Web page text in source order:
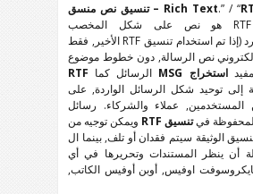
.” / “
RTF – تنسيق نص منسق
” RTF هو نص على شكل المخصب
لمايكروسوفت وورد (إذا تم استخدام تنسيق RTF الأخير, فقط
نص الرسالة, دون خطوط موضوع
استخراج MSG الرسائل كما RTF
إلى توحيد شكل الرسائل الواردة, على
المستخدمين, عملاء والشركاء. رسائل
المحفوظة فيتنسيق RTF
ويمكن توجيه من
الوثيقة سيتم فقدان أو تلف, بينما ال
أن ينظر المستندات وتحريرها في أي
اوفيس, أوبن أوفيس الكاتب,